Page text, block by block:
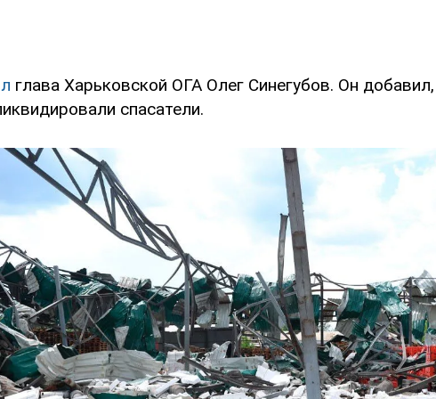
глава Харьковской ОГА Олег Синегубов. Он
спасатели.